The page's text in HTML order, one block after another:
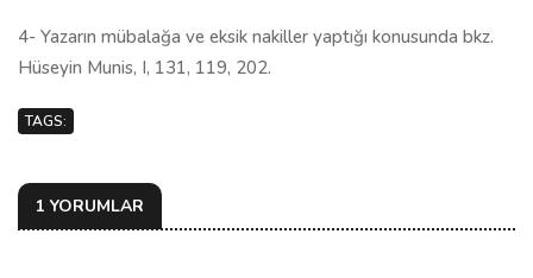
4- Yazarın mübalağa ve eksik nakiller yaptığı konusunda bkz.
Hüseyin Munis, I, 131, 119, 202.
TAGS:
1 YORUMLAR